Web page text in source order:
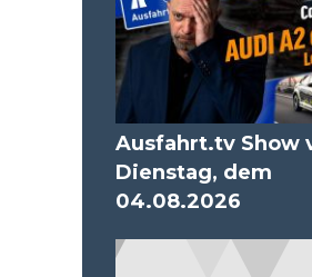
Ausfahrt.tv Show
Dienstag, dem
04.08.2026